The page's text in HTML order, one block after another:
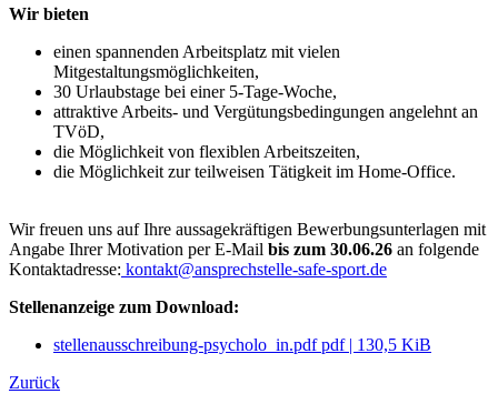
Wir bieten
einen spannenden Arbeitsplatz mit vielen
Mitgestaltungsmöglichkeiten,
30 Urlaubstage bei einer 5-Tage-Woche,
attraktive Arbeits- und Vergütungsbedingungen angelehnt an
TVöD,
die Möglichkeit von flexiblen Arbeitszeiten,
die Möglichkeit zur teilweisen Tätigkeit im Home-Office.
Wir freuen uns auf Ihre aussagekräftigen Bewerbungsunterlagen mit
Angabe Ihrer Motivation per E-Mail bis zum 30.06.26 an folgende
Kontaktadresse: kontakt@ansprechstelle-safe-sport.de
Stellenanzeige zum Download:
stellenausschreibung-psycholo_in.pdfpdf| 130,5 KiB
Zurück